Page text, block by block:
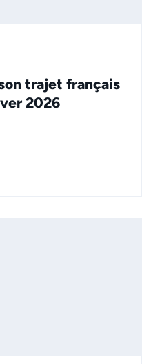
trajet français
2026